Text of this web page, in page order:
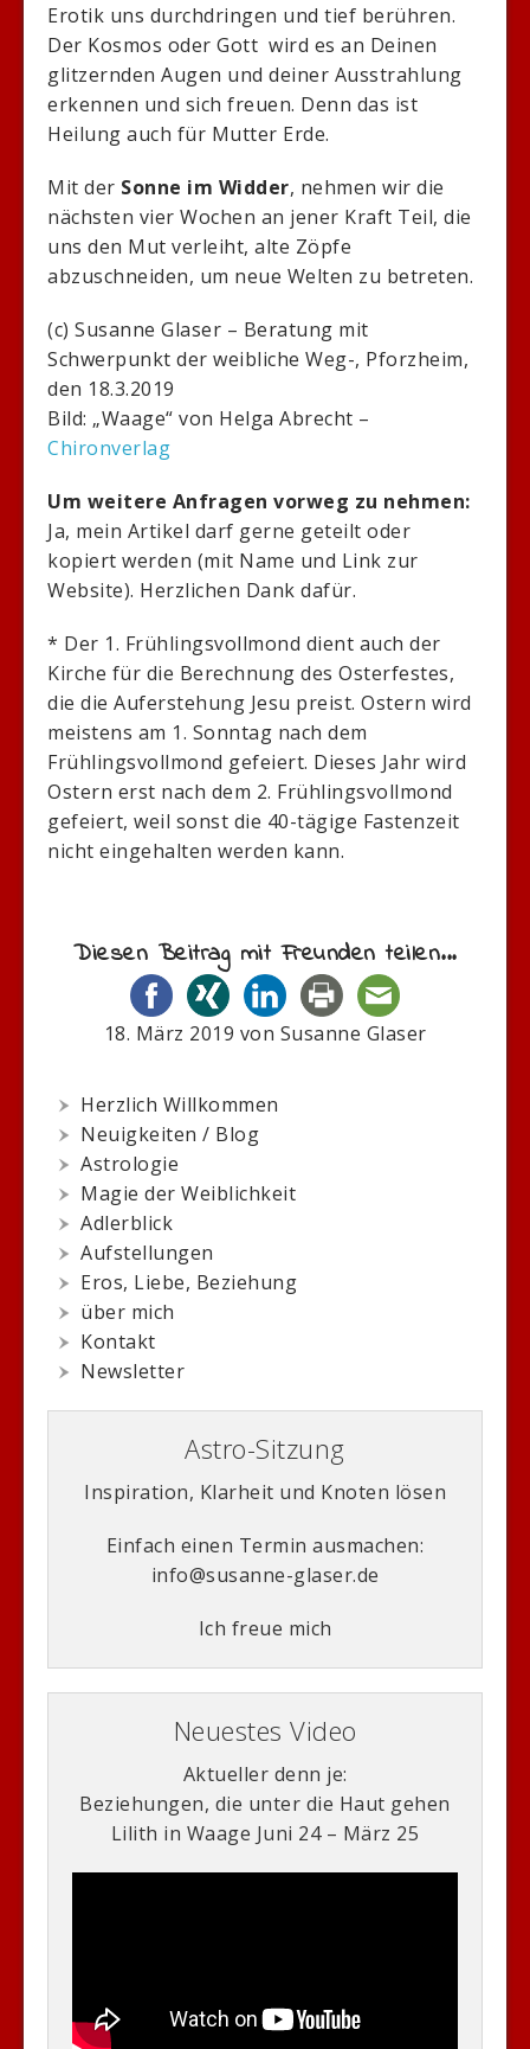
Erotik uns durchdringen und tief berühren.
Der Kosmos oder Gott wird es an Deinen
glitzernden Augen und deiner Ausstrahlung
erkennen und sich freuen. Denn das ist
Heilung auch für Mutter Erde.
Mit der Sonne im Widder, nehmen wir die
nächsten vier Wochen an jener Kraft Teil, die
uns den Mut verleiht, alte Zöpfe
abzuschneiden, um neue Welten zu betreten.
(c) Susanne Glaser – Beratung mit
Schwerpunkt der weibliche Weg-, Pforzheim,
den 18.3.2019
Bild: „Waage“ von Helga Abrecht –
Chironverlag
Um weitere Anfragen vorweg zu nehmen:
Ja, mein Artikel darf gerne geteilt oder
kopiert werden (mit Name und Link zur
Website). Herzlichen Dank dafür.
* Der 1. Frühlingsvollmond dient auch der
Kirche für die Berechnung des Osterfestes,
die die Auferstehung Jesu preist. Ostern wird
meistens am 1. Sonntag nach dem
Frühlingsvollmond gefeiert. Dieses Jahr wird
Ostern erst nach dem 2. Frühlingsvollmond
gefeiert, weil sonst die 40-tägige Fastenzeit
nicht eingehalten werden kann.
Diesen Beitrag mit Freunden teilen...
18. März 2019 von Susanne Glaser
Herzlich Willkommen
Neuigkeiten / Blog
Astrologie
Magie der Weiblichkeit
Adlerblick
Aufstellungen
Eros, Liebe, Beziehung
über mich
Kontakt
Newsletter
Astro-Sitzung
Inspiration, Klarheit und Knoten lösen
Einfach einen Termin ausmachen:
info@susanne-glaser.de
Ich freue mich
Neuestes Video
Aktueller denn je:
Beziehungen, die unter die Haut gehen
Lilith in Waage Juni 24 – März 25